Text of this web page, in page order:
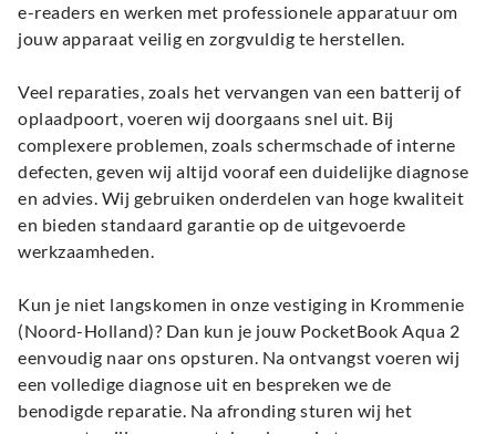
e-readers en werken met professionele apparatuur om
jouw apparaat veilig en zorgvuldig te herstellen.
Veel reparaties, zoals het vervangen van een batterij of
oplaadpoort, voeren wij doorgaans snel uit. Bij
complexere problemen, zoals schermschade of interne
defecten, geven wij altijd vooraf een duidelijke diagnose
en advies. Wij gebruiken onderdelen van hoge kwaliteit
en bieden standaard garantie op de uitgevoerde
werkzaamheden.
Kun je niet langskomen in onze vestiging in Krommenie
(Noord-Holland)? Dan kun je jouw PocketBook Aqua 2
eenvoudig naar ons opsturen. Na ontvangst voeren wij
een volledige diagnose uit en bespreken we de
benodigde reparatie. Na afronding sturen wij het